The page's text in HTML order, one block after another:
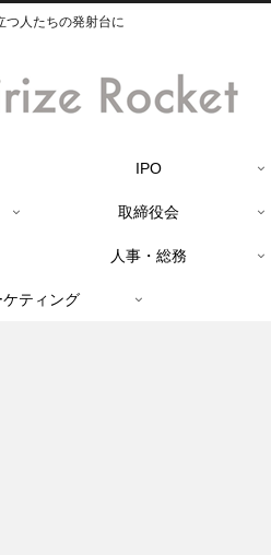
つ人たちの発射台に
IPO
取締役会
人事・総務
ケティング